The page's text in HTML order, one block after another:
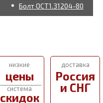
Болт ОСТ1.31204-80
низкие
цены
система
скидок
доставка
Россия
и СНГ